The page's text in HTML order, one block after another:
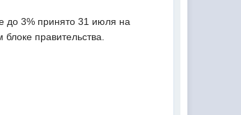
до 3% принято 31 июля на
правительства.